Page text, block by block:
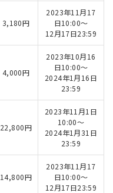
3,180円
2023年11月17
日10:00～
12月17日23:59
4,000円
2023年10月16
日10:00～
2024年1月16日
23:59
22,800円
2023年11月1日
10:00～
2024年1月31日
23:59
14,800円
2023年11月17
日10:00～
12月17日23:59